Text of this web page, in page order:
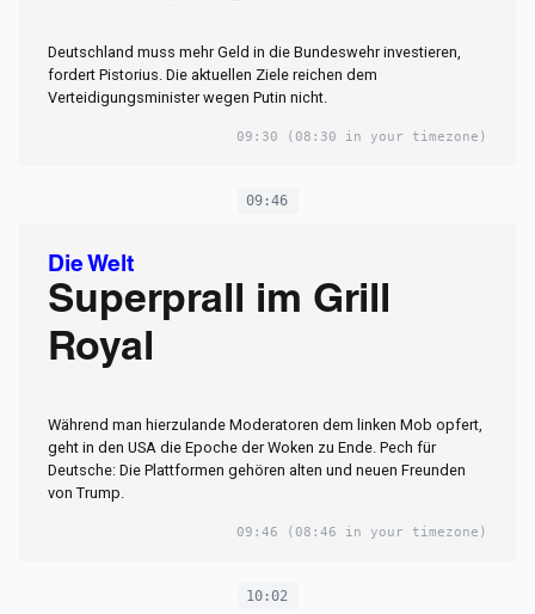
Deutschland muss mehr Geld in die Bundeswehr investieren,
fordert Pistorius. Die aktuellen Ziele reichen dem
Verteidigungsminister wegen Putin nicht.
09:30 (08:30 in your timezone)
09:46
Die Welt
Superprall im Grill
Royal
Während man hierzulande Moderatoren dem linken Mob opfert,
geht in den USA die Epoche der Woken zu Ende. Pech für
Deutsche: Die Plattformen gehören alten und neuen Freunden
von Trump.
09:46 (08:46 in your timezone)
10:02